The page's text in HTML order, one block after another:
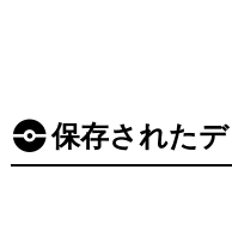
保存された